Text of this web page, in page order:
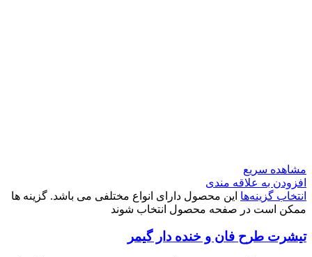
مشاهده سریع
افزودن به علاقه مندی
انتخاب گزینه‌ها این محصول دارای انواع مختلفی می باشد. گزینه ها
ممکن است در صفحه محصول انتخاب شوند
تیشرت طرح فان و خنده دار گیمر